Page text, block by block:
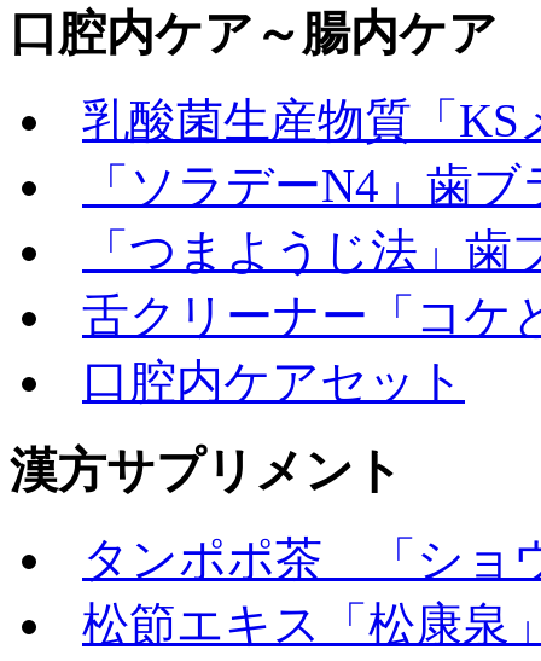
口腔内ケア～腸内ケア
乳酸菌生産物質「KS
「ソラデーN4」歯ブ
「つまようじ法」歯
舌クリーナー「コケ
口腔内ケアセット
漢方サプリメント
タンポポ茶 「ショ
松節エキス「松康泉